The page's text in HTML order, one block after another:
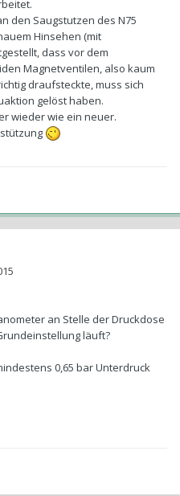
den Saugstutzen des N75
Hinsehen (mit
dass vor dem
Magnetventilen, also kaum
draufsteckte, muss sich
gelöst haben.
wieder wie ein neuer.
an Stelle der Druckdose
läuft?
0,65 bar Unterdruck